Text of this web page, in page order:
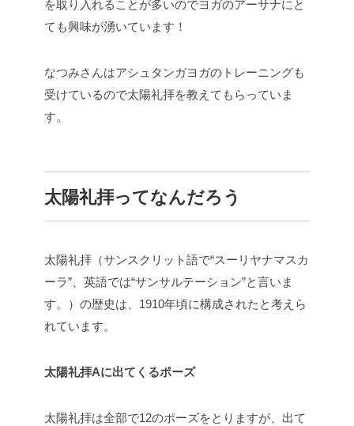
を取り入れることが多いのでヨガのアーサナにと
ても興味が湧いています！
なつみさんはアシュタンガヨガのトレーニングも
受けているので太陽礼拝を教えてもらっていま
す。
太陽礼拝ってなんだろう
太陽礼拝（サンスクリット語で“スーリヤナマスカ
ーラ”、英語では“サンサルテーション”と言いま
す。）の歴史は、1910年頃に構成されたと考えら
れています。
太陽礼拝Aに出てくるポーズ
太陽礼拝は全部で12のポーズをとりますが、出て